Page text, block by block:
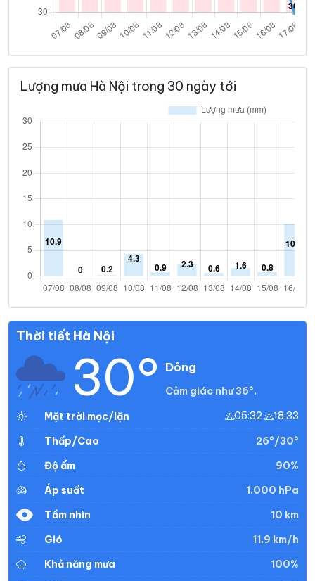
Lượng mưa Hà Nội trong 30 ngày tới
Thời tiết Hà Nội
30° Dông
Cảm giác như 36°.
Mặt trời mọc/lặn
05:32 18:33
Thấp/Cao
26°/30°
Độ ẩm
90%
Áp suất
1.000 hPa
Tầm nhìn
10 km
Gió
11,9 km/h
Khả năng mưa
100%